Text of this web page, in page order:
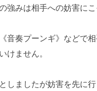
強みは相手への妨害にこ
音奏プーンギ》などで
けません。
しましたが妨害を先に